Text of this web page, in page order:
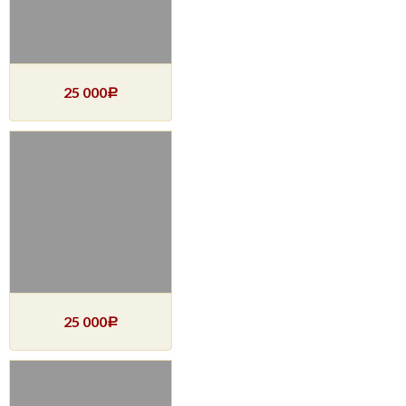
25 000Р
25 000Р